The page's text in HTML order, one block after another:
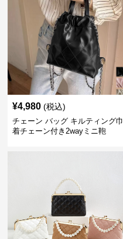
¥4,980 (税込)
チェーン バッグ キルティング巾
着チェーン付き2wayミニ鞄